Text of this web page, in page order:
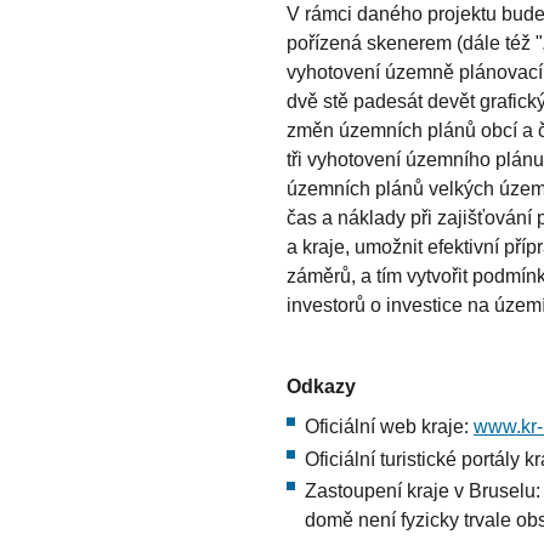
V rámci daného projektu
pořízená skenerem (dále též
vyhotovení územně
dvě stě padesát devět
změn územních plánů obcí a
tři vyhotovení územního
územních plánů velkých
čas a náklady při zajišťování
a kraje, umožnit efektivní
záměrů, a tím vytvořit
investorů o investice na
Odkazy
Oficiální web kraje:
Oficiální turistické portály
Zastoupení kraje v
domě není fyzicky trvale